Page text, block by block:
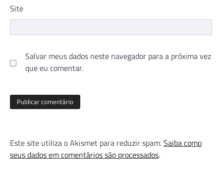
Site
Salvar meus dados neste navegador para a próxima vez
que eu comentar.
Este site utiliza o Akismet para reduzir spam.Saiba como
seus dados em comentários são processados.